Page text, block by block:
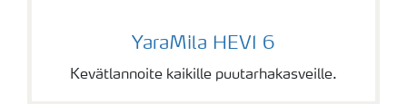
YaraMila HEVI 6
YaraMila HEVI 6
Kevätlannoite kaikille puutarhakasveille.